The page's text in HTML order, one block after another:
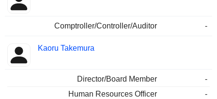
Comptroller/Controller/Auditor -
Kaoru Takemura
Director/Board Member
-
Human Resources Officer
-